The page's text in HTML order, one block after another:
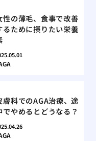
性の薄毛、食事で改善
るために摂りたい栄養
膚科でのAGA治療、途
でやめるとどうなる？